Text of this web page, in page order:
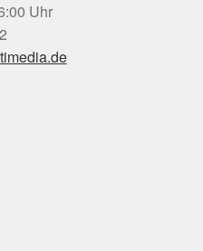
Uhr